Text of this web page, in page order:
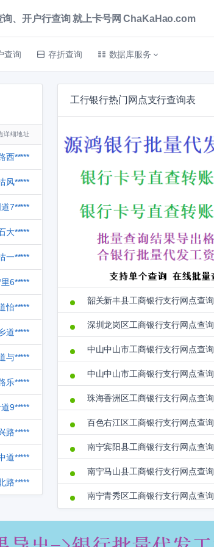
、开户行查询 就上卡号网 ChaKaHao.com
查询 存折查询 数据库服务
详细地址
西*****
风*****
7*****
大*****
一*****
6*****
怡*****
道*****
与*****
乐*****
9*****
路*****
道*****
路*****
工行银行热门网点支行查询表
韶关新丰县工商银行支行网点查询
深圳龙岗区工商银行支行网点查询
中山中山市工商银行支行网点查询
中山中山市工商银行支行网点查询
珠海香洲区工商银行支行网点查询
百色右江区工商银行支行网点查询
南宁宾阳县工商银行支行网点查询
南宁马山县工商银行支行网点查询
南宁青秀区工商银行支行网点查询